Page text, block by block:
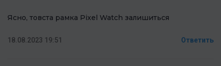
Ясно, товста рамка Pixel Watch залишиться
18.08.2023 19:51 Ответить